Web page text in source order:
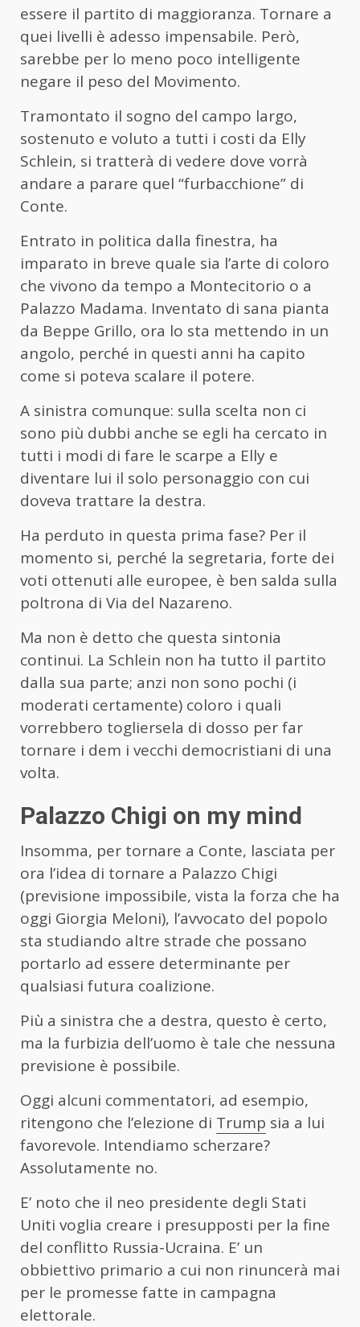
essere il partito di maggioranza. Tornare a
quei livelli è adesso impensabile. Però,
sarebbe per lo meno poco intelligente
negare il peso del Movimento.
Tramontato il sogno del campo largo,
sostenuto e voluto a tutti i costi da Elly
Schlein, si tratterà di vedere dove vorrà
andare a parare quel “furbacchione” di
Conte.
Entrato in politica dalla finestra, ha
imparato in breve quale sia l’arte di coloro
che vivono da tempo a Montecitorio o a
Palazzo Madama. Inventato di sana pianta
da Beppe Grillo, ora lo sta mettendo in un
angolo, perché in questi anni ha capito
come si poteva scalare il potere.
A sinistra comunque: sulla scelta non ci
sono più dubbi anche se egli ha cercato in
tutti i modi di fare le scarpe a Elly e
diventare lui il solo personaggio con cui
doveva trattare la destra.
Ha perduto in questa prima fase? Per il
momento si, perché la segretaria, forte dei
voti ottenuti alle europee, è ben salda sulla
poltrona di Via del Nazareno.
Ma non è detto che questa sintonia
continui. La Schlein non ha tutto il partito
dalla sua parte; anzi non sono pochi (i
moderati certamente) coloro i quali
vorrebbero togliersela di dosso per far
tornare i dem i vecchi democristiani di una
volta.
Palazzo Chigi on my mind
Insomma, per tornare a Conte, lasciata per
ora l’idea di tornare a Palazzo Chigi
(previsione impossibile, vista la forza che ha
oggi Giorgia Meloni), l’avvocato del popolo
sta studiando altre strade che possano
portarlo ad essere determinante per
qualsiasi futura coalizione.
Più a sinistra che a destra, questo è certo,
ma la furbizia dell’uomo è tale che nessuna
previsione è possibile.
Oggi alcuni commentatori, ad esempio,
ritengono che l’elezione di Trump sia a lui
favorevole. Intendiamo scherzare?
Assolutamente no.
E’ noto che il neo presidente degli Stati
Uniti voglia creare i presupposti per la fine
del conflitto Russia-Ucraina. E’ un
obbiettivo primario a cui non rinuncerà mai
per le promesse fatte in campagna
elettorale.